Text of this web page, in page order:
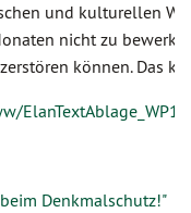
und kulturellen
nicht zu
können. Das
Denkmalschutz!"